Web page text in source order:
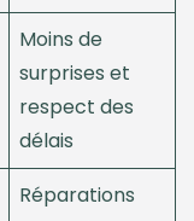
Moins de
surprises et
respect des
délais
Réparations